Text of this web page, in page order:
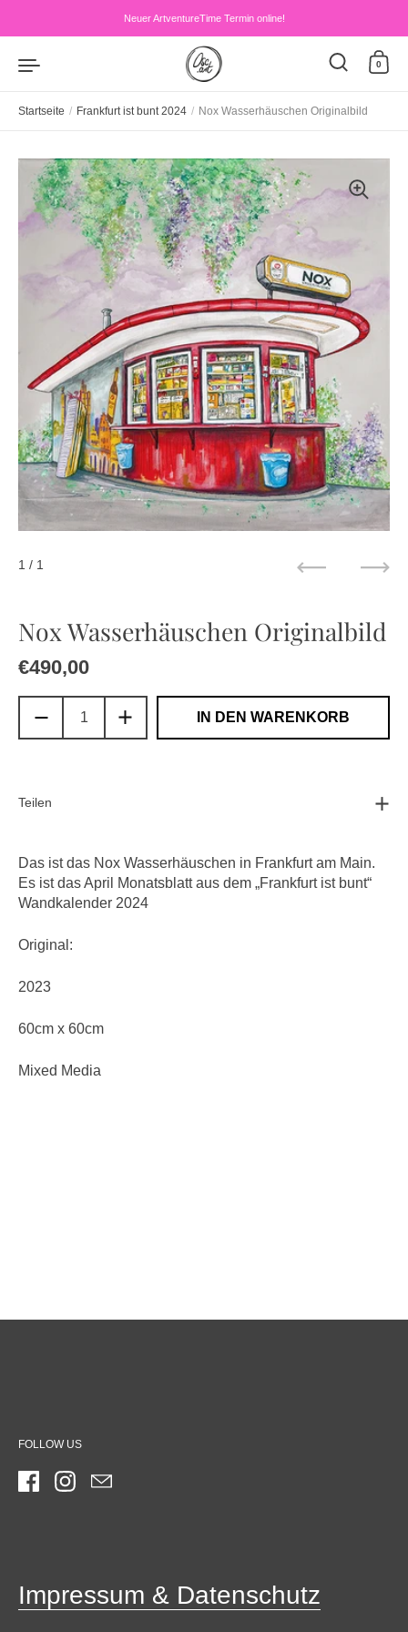
Neuer ArtventureTime Termin online!
0
Startseite / Frankfurt ist bunt 2024 / Nox Wasserhäuschen Originalbild
Nox Wasserhäuschen Originalbild
Regulärer Preis
€490,00
IN DEN WARENKORB
Teilen
1 / 1
Das ist das Nox Wasserhäuschen in Frankfurt am Main.
Es ist das April Monatsblatt aus dem „Frankfurt ist bunt“
Wandkalender 2024
Original:
2023
60cm x 60cm
Mixed Media
FOLLOW US
FacebookInstagram
Email
Impressum & Datenschutz